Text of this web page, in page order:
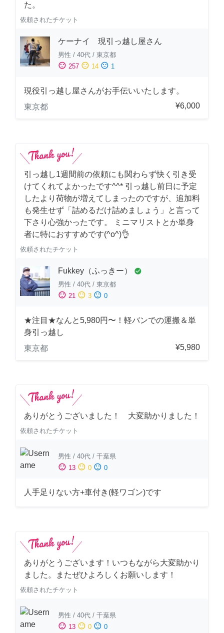
た。
依頼されたチケット
ケーナイ 現引っ越し屋さん
男性 / 40代 / 東京都
sentiment_satisfied 257 sentiment_neutral 14 sentiment_dissatisfied 1
現役引っ越し屋さんがお手伝いいたします。
東京都
¥6,000
引っ越し1週間前の依頼にも関わらず快く引き受
けてくれてよかったです^^* 引っ越し前日に予定
したより荷物が増えてしまったのですが、追加料
も発生せず「詰めるだけ詰めましょう」と言って
下さり心強かったです。 ミニマリストとか単身
者に特におすすめです(^o^)👌
依頼されたチケット
Fukkey（ふっきー） check_circle
男性 / 40代 / 東京都
sentiment_satisfied 21 sentiment_neutral 3 sentiment_dissatisfied 0
★注目★なんと5,980円〜！軽バンでの運搬＆単
身引っ越し
東京都
¥5,980
ありがとうございました！ 大変助かりました！
依頼されたチケット
男性 / 40代 / 千葉県
sentiment_satisfied 13 sentiment_neutral 0 sentiment_dissatisfied 0
人手足りない方+車付き(軽ワゴン)です
ありがとうございます！いつもながら大変助かり
ました。またぜひよろしくお願いします！
依頼されたチケット
男性 / 40代 / 千葉県
sentiment_satisfied 13 sentiment_neutral 0 sentiment_dissatisfied 0